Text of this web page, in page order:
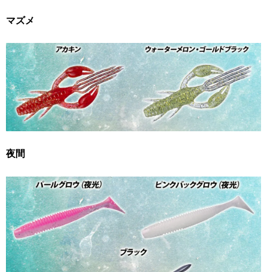
マズメ
夜間